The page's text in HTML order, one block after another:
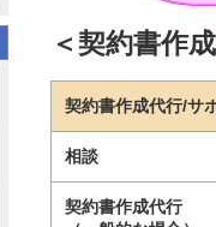
＜契約書作
契約書作成代行/サ
相談
契約書作成代行